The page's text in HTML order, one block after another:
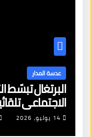
عدسة المدار
البرتغال
جديدة لتجديد
14 يوليو، 2026